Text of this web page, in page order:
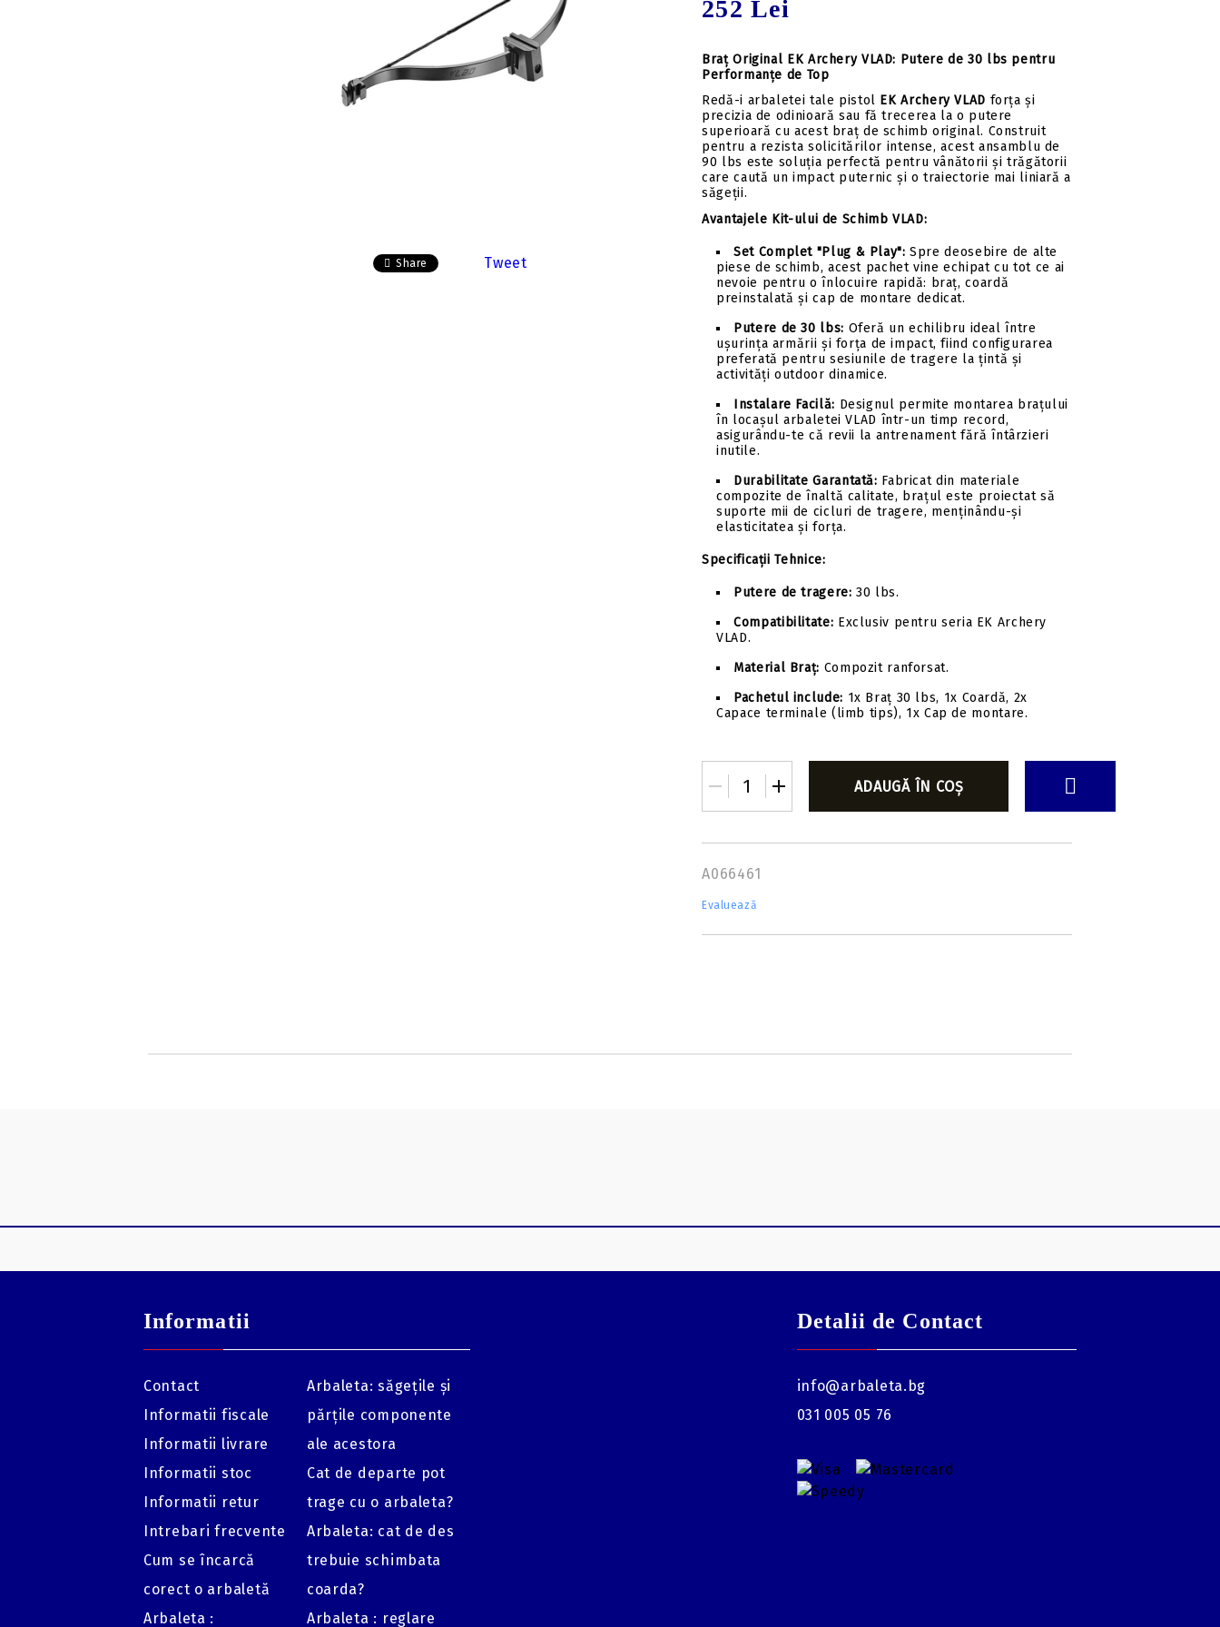
Insert-uri săgeți
Pene săgeți
Tolbe & huse sageti
Mecanisme incarcare
Componente
Share Tweet
252 Lei
Braț Original EK Archery VLAD: Putere de 30 lbs pentru
Performanțe de Top
Redă-i arbaletei tale pistol EK Archery VLAD forța și
precizia de odinioară sau fă trecerea la o putere
superioară cu acest braț de schimb original. Construit
pentru a rezista solicitărilor intense, acest ansamblu de
90 lbs este soluția perfectă pentru vânătorii și trăgătorii
care caută un impact puternic și o traiectorie mai liniară a
săgeții.
Avantajele Kit-ului de Schimb VLAD:
Set Complet "Plug & Play": Spre deosebire de alte
piese de schimb, acest pachet vine echipat cu tot ce ai
nevoie pentru o înlocuire rapidă: braț, coardă
preinstalată și cap de montare dedicat.
Putere de 30 lbs: Oferă un echilibru ideal între
ușurința armării și forța de impact, fiind configurarea
preferată pentru sesiunile de tragere la țintă și
activități outdoor dinamice.
Instalare Facilă: Designul permite montarea brațului
în locașul arbaletei VLAD într-un timp record,
asigurându-te că revii la antrenament fără întârzieri
inutile.
Durabilitate Garantată: Fabricat din materiale
compozite de înaltă calitate, brațul este proiectat să
suporte mii de cicluri de tragere, menținându-și
elasticitatea și forța.
Specificații Tehnice:
Putere de tragere: 30 lbs.
Compatibilitate: Exclusiv pentru seria EK Archery
VLAD.
Material Braț: Compozit ranforsat.
Pachetul include: 1x Braț 30 lbs, 1x Coardă, 2x
Capace terminale (limb tips), 1x Cap de montare.
A066461
Evaluează
Informatii
Contact
Informatii fiscale
Informatii livrare
Informatii stoc
Informatii retur
Intrebari frecvente
Cum se încarcă
corect o arbaletă
Arbaleta :
Arbaleta: săgețile și
părțile componente
ale acestora
Cat de departe pot
trage cu o arbaleta?
Arbaleta: cat de des
trebuie schimbata
coarda?
Arbaleta : reglare
Detalii de Contact
info@arbaleta.bg
031 005 05 76